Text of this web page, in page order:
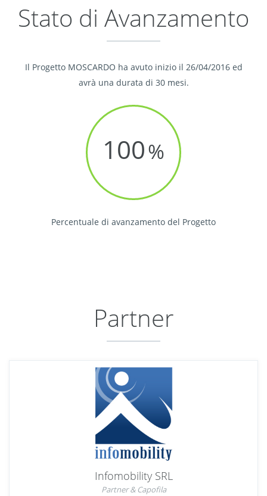
Stato di Avanzamento
Il Progetto MOSCARDO ha avuto inizio il 26/04/2016 ed
avrà una durata di 30 mesi.
100
Percentuale di avanzamento del Progetto
Partner
Infomobility SRL
Partner & Capofila